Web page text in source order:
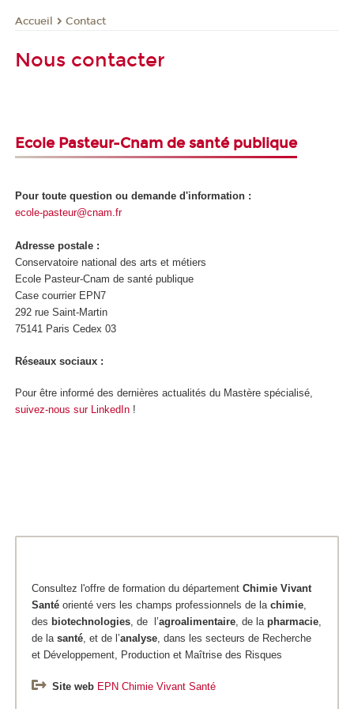
Accueil Contact
Nous contacter
Ecole Pasteur-Cnam de santé publique
Pour toute question ou demande d'information :
ecole-pasteur@cnam.fr
Adresse postale :
Conservatoire national des arts et métiers
Ecole Pasteur-Cnam de santé publique
Case courrier EPN7
292 rue Saint-Martin
75141 Paris Cedex 03
Réseaux sociaux :
Pour être informé des dernières actualités du Mastère spécialisé,
suivez-nous sur LinkedIn !
Consultez l'offre de formation du département Chimie Vivant
Santé orienté vers les champs professionnels de la chimie
des biotechnologies , de l’agroalimentaire , de la pharmacie
de la santé , et de l’analyse , dans les secteurs de Recherche
et Développement, Production et Maîtrise des Risques
Site web EPN Chimie Vivant Santé